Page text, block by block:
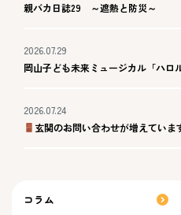
親バカ日誌29 ～遮熱と防災～
2026.07.29
岡山子ども未来ミュージカル「ハロ
2026.07.24
玄関のお問い合わせが増えていま
コラム